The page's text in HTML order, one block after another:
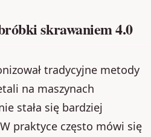
skrawaniem 4.0
tradycyjne metody
na maszynach
stała się bardziej
praktyce często mówi się